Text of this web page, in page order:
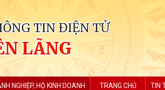
TIN ĐIỆN TỬ
LÃNG
NGHIỆP, HỘ KINH DOANH TRANG CHỦ TIN